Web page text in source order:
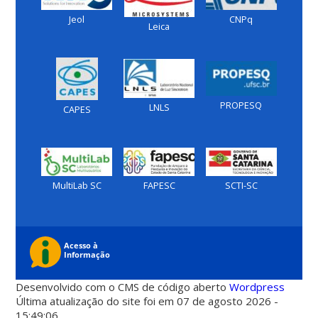
Jeol
Leica
CNPq
CAPES LNLS PROPESQ
MultiLab SC FAPESC SCTI-SC
Desenvolvido com o CMS de código abertoWordpress
Última atualização do site foi em 07 de agosto 2026 -
15:49:06